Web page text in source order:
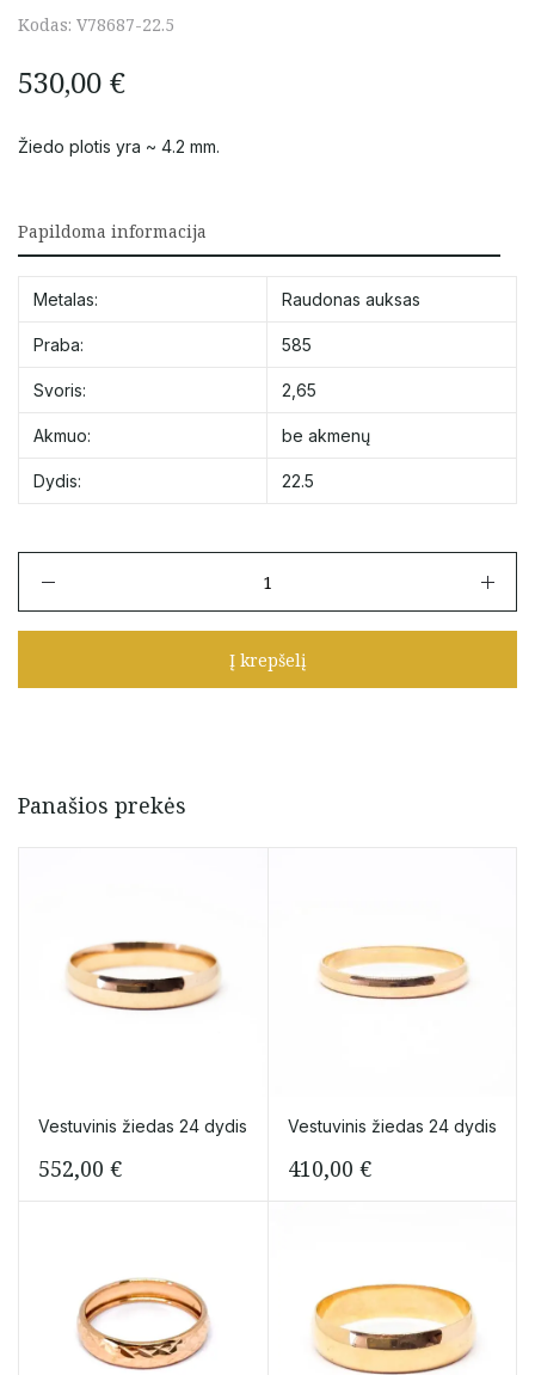
Kodas: V78687-22.5
530,00 €
Žiedo plotis yra ~ 4.2 mm.
Papildoma informacija
Metalas: Raudonas auksas
Praba: 585
Svoris: 2,65
Akmuo: be akmenų
Dydis: 22.5
Vestuvinis
dydis
Į krepšelį
Panašios prekės
Vestuvinis žiedas 24 dydis
552,00 €
Vestuvinis žiedas 24 dydis
410,00 €